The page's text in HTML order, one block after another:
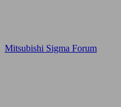
Mitsubishi Sigma Forum